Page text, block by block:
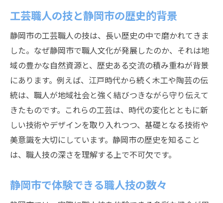
工芸職人の技と静岡市の歴史的背景
静岡市の工芸職人の技は、長い歴史の中で磨かれてきま
した。なぜ静岡市で職人文化が発展したのか、それは地
域の豊かな自然資源と、歴史ある交流の積み重ねが背景
にあります。例えば、江戸時代から続く木工や陶芸の伝
統は、職人が地域社会と強く結びつきながら守り伝えて
きたものです。これらの工芸は、時代の変化とともに新
しい技術やデザインを取り入れつつ、基礎となる技術や
美意識を大切にしています。静岡市の歴史を知ること
は、職人技の深さを理解する上で不可欠です。
静岡市で体験できる職人技の数々